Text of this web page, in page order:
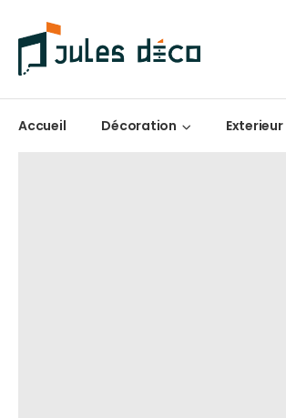
Accueil Décoration Exterieur